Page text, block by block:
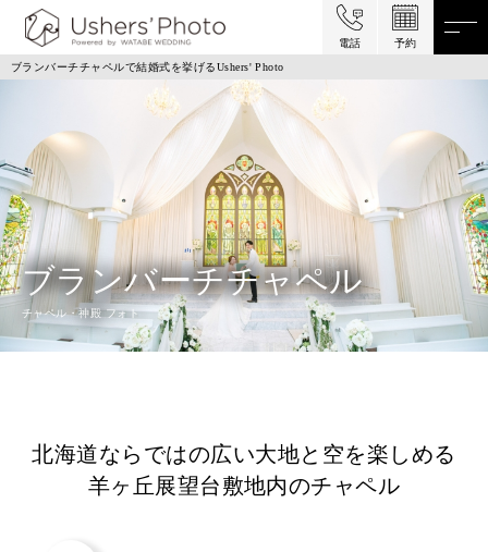
電話 予約
ブランバーチチャペルで結婚式を挙げるUshers' Photo
ブランバーチチャペル
チャペル・神殿 フォト
北海道ならではの広い大地と空を楽しめる
羊ヶ丘展望台敷地内のチャペル